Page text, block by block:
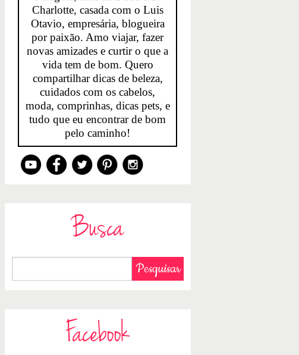
Charlotte, casada com o Luis
Otavio, empresária, blogueira
por paixão. Amo viajar, fazer
novas amizades e curtir o que a
vida tem de bom. Quero
compartilhar dicas de beleza,
cuidados com os cabelos,
moda, comprinhas, dicas pets, e
tudo que eu encontrar de bom
pelo caminho!
Busca
Facebook